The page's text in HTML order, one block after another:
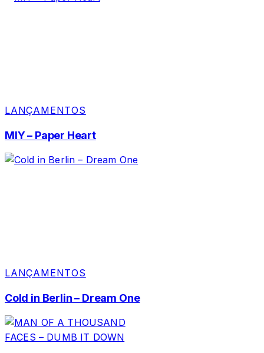
LANÇAMENTOS
MIY – Paper Heart
LANÇAMENTOS
Cold in Berlin – Dream One